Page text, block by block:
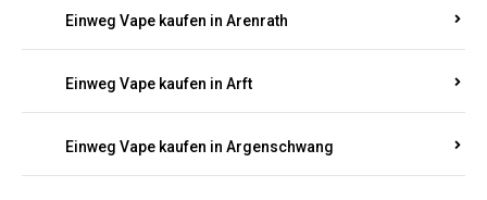
Einweg Vape kaufen in Arenrath
Einweg Vape kaufen in Arft
Einweg Vape kaufen in Argenschwang